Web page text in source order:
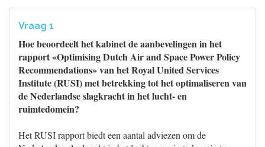
Vraag 1
Hoe beoordeelt het kabinet de aanbevelingen in het
rapport «Optimising Dutch Air and Space Power Policy
Recommendations» van het Royal United Services
Institute (RUSI) met betrekking tot het optimaliseren van
de Nederlandse slagkracht in het lucht- en
ruimtedomein?
Het RUSI rapport biedt een aantal adviezen om de